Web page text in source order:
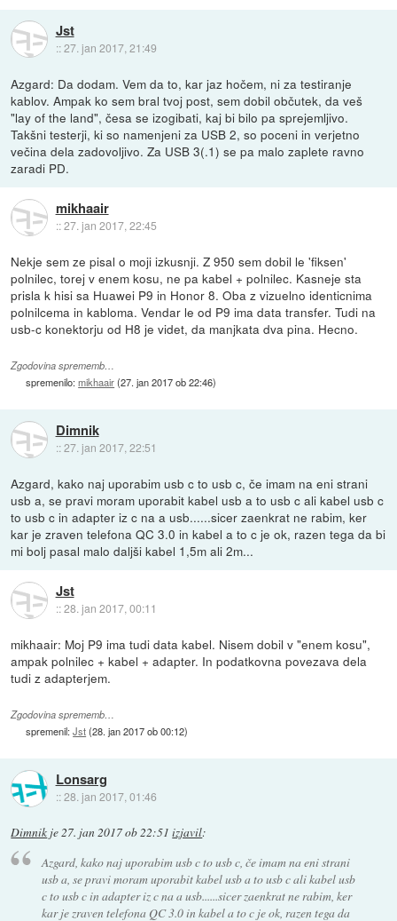
Jst
::27. jan 2017, 21:49
Azgard: Da dodam. Vem da to, kar jaz hočem, ni za testiranje
kablov. Ampak ko sem bral tvoj post, sem dobil občutek, da veš
"lay of the land", česa se izogibati, kaj bi bilo pa sprejemljivo.
Takšni testerji, ki so namenjeni za USB 2, so poceni in verjetno
večina dela zadovoljivo. Za USB 3(.1) se pa malo zaplete ravno
zaradi PD.
mikhaair
::27. jan 2017, 22:45
Nekje sem ze pisal o moji izkusnji. Z 950 sem dobil le 'fiksen'
polnilec, torej v enem kosu, ne pa kabel + polnilec. Kasneje sta
prisla k hisi sa Huawei P9 in Honor 8. Oba z vizuelno identicnima
polnilcema in kabloma. Vendar le od P9 ima data transfer. Tudi na
usb-c konektorju od H8 je videt, da manjkata dva pina. Hecno.
Zgodovina sprememb…
spremenilo:mikhaair(27. jan 2017 ob 22:46)
Dimnik
::27. jan 2017, 22:51
Azgard, kako naj uporabim usb c to usb c, če imam na eni strani
usb a, se pravi moram uporabit kabel usb a to usb c ali kabel usb c
to usb c in adapter iz c na a usb......sicer zaenkrat ne rabim, ker
kar je zraven telefona QC 3.0 in kabel a to c je ok, razen tega da bi
mi bolj pasal malo daljši kabel 1,5m ali 2m...
Jst
::28. jan 2017, 00:11
mikhaair: Moj P9 ima tudi data kabel. Nisem dobil v "enem kosu",
ampak polnilec + kabel + adapter. In podatkovna povezava dela
tudi z adapterjem.
Zgodovina sprememb…
spremenil:Jst(28. jan 2017 ob 00:12)
Lonsarg
::28. jan 2017, 01:46
Dimnik je27. jan 2017 ob 22:51 izjavil:
Azgard, kako naj uporabim usb c to usb c, če imam na eni strani
usb a, se pravi moram uporabit kabel usb a to usb c ali kabel usb
c to usb c in adapter iz c na a usb......sicer zaenkrat ne rabim, ker
kar je zraven telefona QC 3.0 in kabel a to c je ok, razen tega da